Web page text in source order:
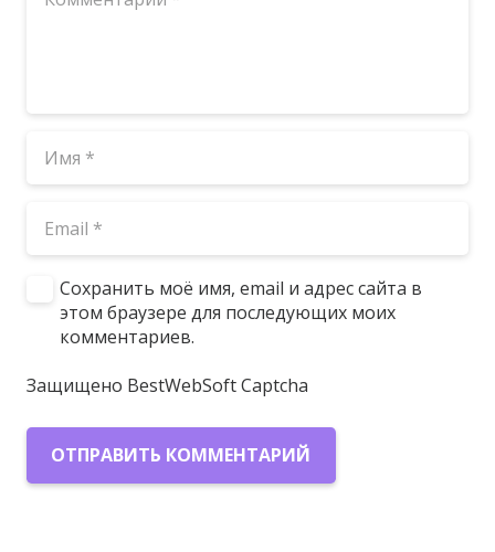
Сохранить моё имя, email и адрес сайта в
этом браузере для последующих моих
комментариев.
Защищено BestWebSoft Captcha
ОТПРАВИТЬ КОММЕНТАРИЙ